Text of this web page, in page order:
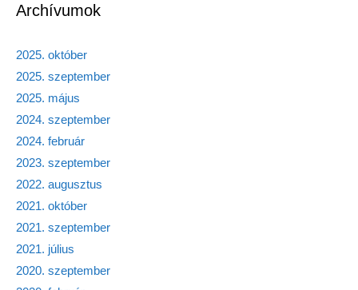
Archívumok
2025. október
2025. szeptember
2025. május
2024. szeptember
2024. február
2023. szeptember
2022. augusztus
2021. október
2021. szeptember
2021. július
2020. szeptember